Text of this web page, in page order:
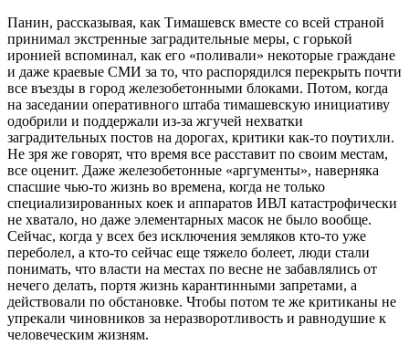
Панин, рассказывая, как Тимашевск вместе со всей страной
принимал экстренные заградительные меры, с горькой
иронией вспоминал, как его «поливали» некоторые граждане
и даже краевые СМИ за то, что распорядился перекрыть почти
все въезды в город железобетонными блоками. Потом, когда
на заседании оперативного штаба тимашевскую инициативу
одобрили и поддержали из-за жгучей нехватки
заградительных постов на дорогах, критики как-то поутихли.
Не зря же говорят, что время все расставит по своим местам,
все оценит. Даже железобетонные «аргументы», наверняка
спасшие чью-то жизнь во времена, когда не только
специализированных коек и аппаратов ИВЛ катастрофически
не хватало, но даже элементарных масок не было вообще.
Сейчас, когда у всех без исключения земляков кто-то уже
переболел, а кто-то сейчас еще тяжело болеет, люди стали
понимать, что власти на местах по весне не забавлялись от
нечего делать, портя жизнь карантинными запретами, а
действовали по обстановке. Чтобы потом те же критиканы не
упрекали чиновников за неразворотливость и равнодушие к
человеческим жизням.